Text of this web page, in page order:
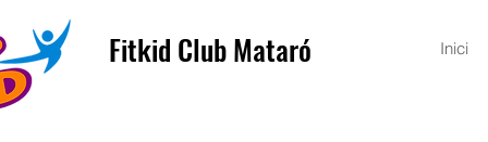
Inici
Fitkid Club Mataró